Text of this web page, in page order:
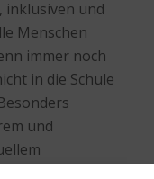
inklusiven und
Menschen
immer noch
in die Schule
und